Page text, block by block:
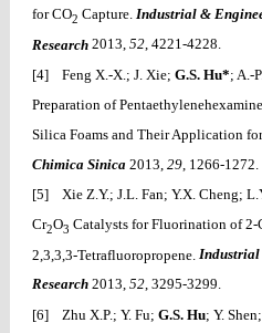
for CO2 Capture. Industrial &
Research 2013, 52, 4221-4228.
[4] Feng X.-X.; J. Xie; G.S. Hu*; A.-
Preparation of
Silica Foams and Their Application
Chimica Sinica 2013, 29, 1266-1272.
[5] Xie Z.Y.; J.L. Fan; Y.X. Cheng;
Cr2O3 Catalysts for Fluorination of
2,3,3,3-Tetrafluoropropene. Industrial
Research 2013, 52, 3295-3299.
[6] Zhu X.P.; Y. Fu; G.S. Hu; Y.